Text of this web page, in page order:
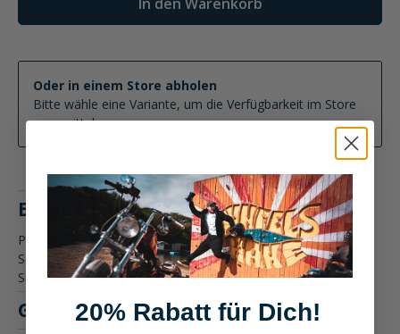
Oder in einem Store abholen
Bitte wähle eine Variante, um die Verfügbarkeit im Store
zu ermitteln
Beschreibung
Produktbeschreibung: Schuberth E2 Motorradhelm Der
Schuberth E2 Helm bietet Dir ultimativen Komfort und
Sicherheit mit Fibe…Mehr
Größentabelle
20% Rabatt für Dich!